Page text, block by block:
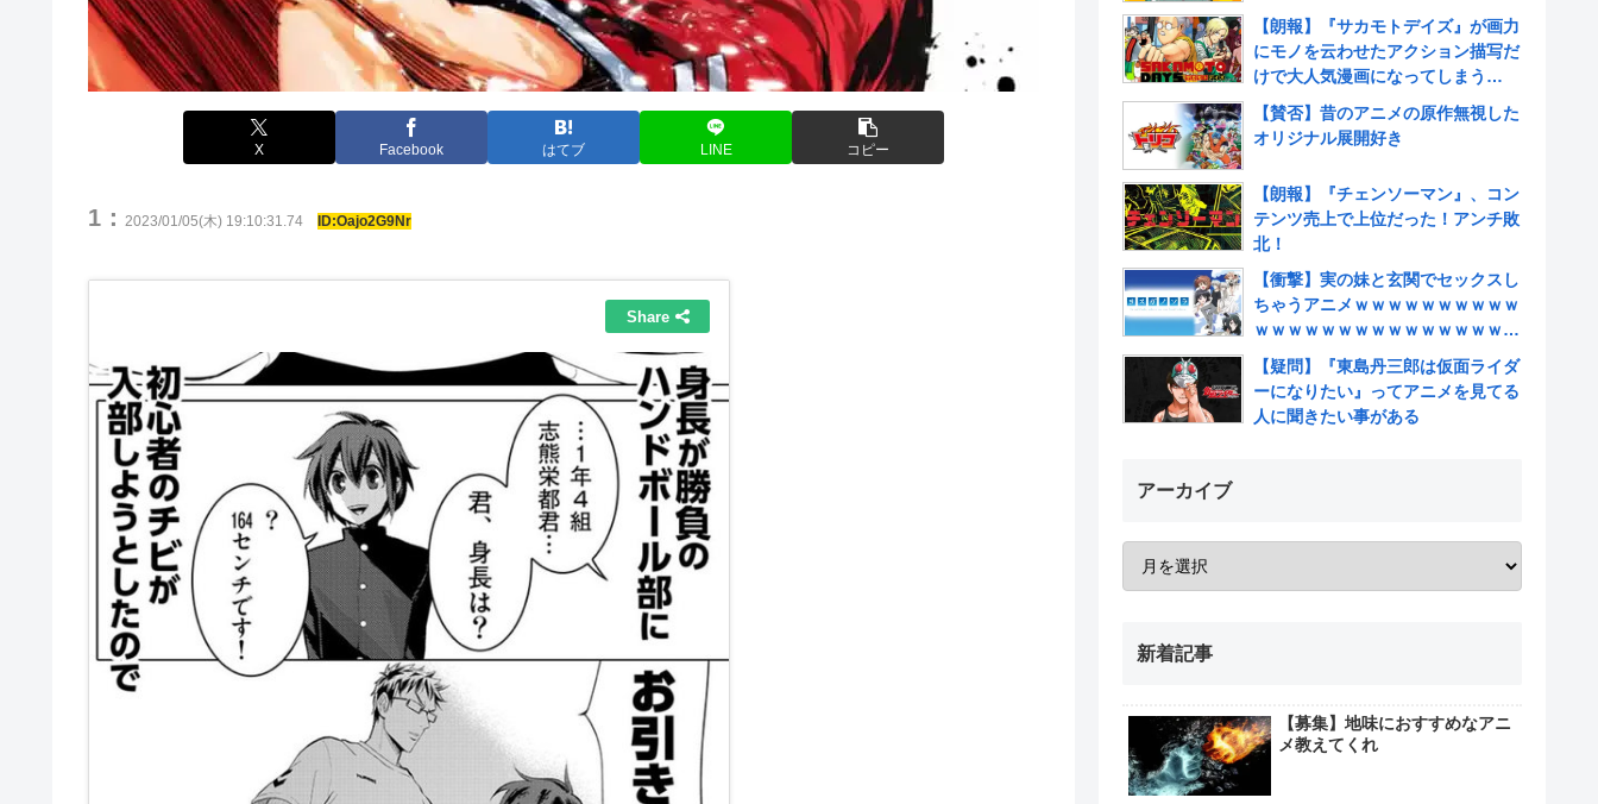
X Facebook はてブ LINE コピー
1： 2023/01/05(木) 19:10:31.74 ID:Oajo2G9Nr
【朗報】『サカモトデイズ』が画力
にモノを云わせたアクション描写だ
けで大人気漫画になってしまう
www
【賛否】昔のアニメの原作無視した
オリジナル展開好き
【朗報】『チェンソーマン』、コン
テンツ売上で上位だった！アンチ敗
北！
【衝撃】実の妹と玄関でセックスし
ちゃうアニメｗｗｗｗｗｗｗｗｗｗ
ｗｗｗｗｗｗｗｗｗｗｗｗｗｗｗｗ
ｗｗｗｗ
【疑問】『東島丹三郎は仮面ライダ
ーになりたい』ってアニメを見てる
人に聞きたい事がある
アーカイブ
新着記事
【募集】地味におすすめなアニ
メ教えてくれ